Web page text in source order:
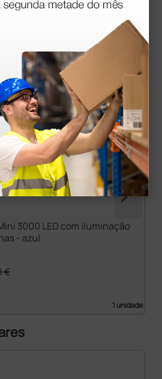
com:
3000 LED com iluminação
- azul
€
1 unidade